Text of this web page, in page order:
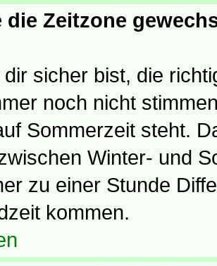
die Zeitzone
sicher bist, die
noch nicht
Sommerzeit steht.
Winter- und
zu einer Stunde
kommen.